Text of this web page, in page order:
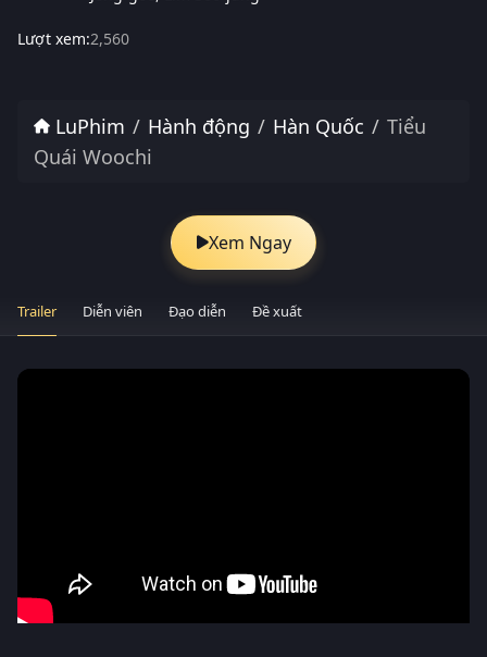
Lượt xem:2,560
LuPhim Hành động Hàn Quốc
Tiểu
Quái Woochi
Xem Ngay
Trailer Diễn viên Đạo diễn Đề xuất